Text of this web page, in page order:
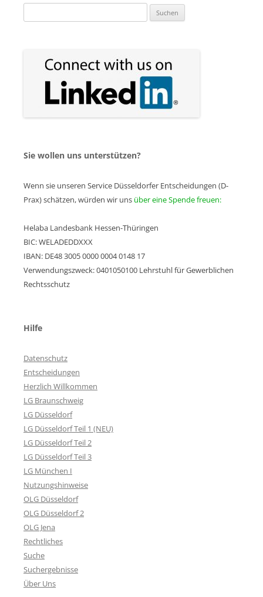
nach:
Sie wollen uns unterstützen?
Wenn sie unseren Service Düsseldorfer Entscheidungen (D-
Prax) schätzen, würden wir uns über eine Spende freuen:
Helaba Landesbank Hessen-Thüringen
BIC: WELADEDDXXX
IBAN: DE48 3005 0000 0004 0148 17
Verwendungszweck: 0401050100 Lehrstuhl für Gewerblichen
Rechtsschutz
Hilfe
Datenschutz
Entscheidungen
Herzlich Willkommen
LG Braunschweig
LG Düsseldorf
LG Düsseldorf Teil 1 (NEU)
LG Düsseldorf Teil 2
LG Düsseldorf Teil 3
LG München I
Nutzungshinweise
OLG Düsseldorf
OLG Düsseldorf 2
OLG Jena
Rechtliches
Suche
Suchergebnisse
Über Uns